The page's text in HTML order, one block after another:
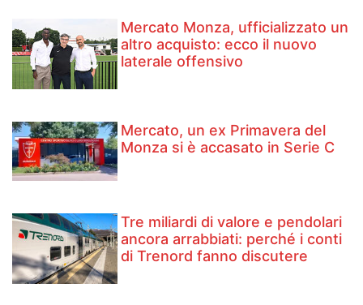
Mercato Monza, ufficializzato un
altro acquisto: ecco il nuovo
laterale offensivo
Mercato, un ex Primavera del
Monza si è accasato in Serie C
Tre miliardi di valore e pendolari
ancora arrabbiati: perché i conti
di Trenord fanno discutere